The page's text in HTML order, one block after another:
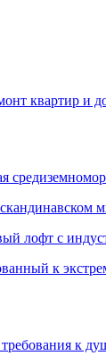
квартир и
лофт с
к
к